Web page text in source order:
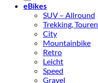
eBikes
SUV – Allround
Trekking, Touren
City
Mountainbike
Retro
Leicht
Speed
Gravel